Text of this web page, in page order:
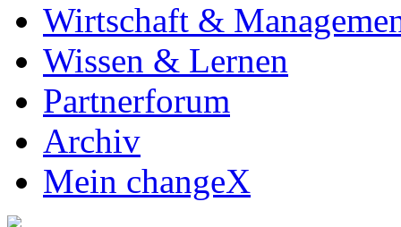
Wirtschaft &
Wissen & Lernen
Partnerforum
Archiv
Mein changeX